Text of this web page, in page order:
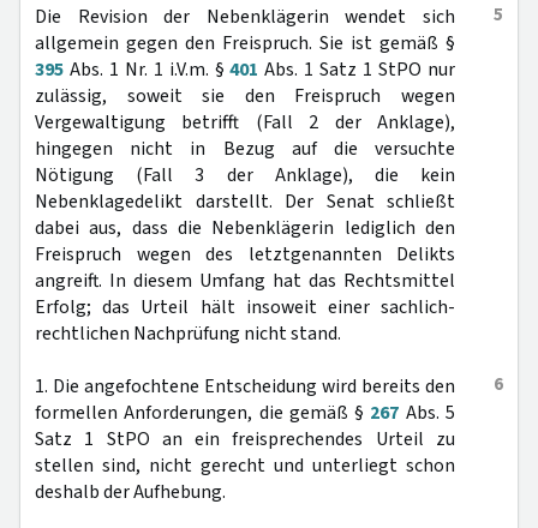
5
Die Revision der Nebenklägerin wendet sich
allgemein gegen den Freispruch. Sie ist gemäß §
395 Abs. 1 Nr. 1 i.V.m. §401 Abs. 1 Satz 1 StPO nur
zulässig, soweit sie den Freispruch wegen
Vergewaltigung betrifft (Fall 2 der Anklage),
hingegen nicht in Bezug auf die versuchte
Nötigung (Fall 3 der Anklage), die kein
Nebenklagedelikt darstellt. Der Senat schließt
dabei aus, dass die Nebenklägerin lediglich den
Freispruch wegen des letztgenannten Delikts
angreift. In diesem Umfang hat das Rechtsmittel
Erfolg; das Urteil hält insoweit einer sachlich-
rechtlichen Nachprüfung nicht stand.
6
1. Die angefochtene Entscheidung wird bereits den
formellen Anforderungen, die gemäß § 267 Abs. 5
Satz 1 StPO an ein freisprechendes Urteil zu
stellen sind, nicht gerecht und unterliegt schon
deshalb der Aufhebung.